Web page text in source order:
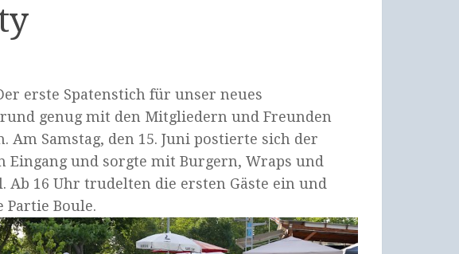
erste Spatenstich für unser neues
genug mit den Mitgliedern und Freunden
Am Samstag, den 15. Juni postierte sich der
Eingang und sorgte mit Burgern, Wraps und
16 Uhr trudelten die ersten Gäste ein und
Partie Boule.